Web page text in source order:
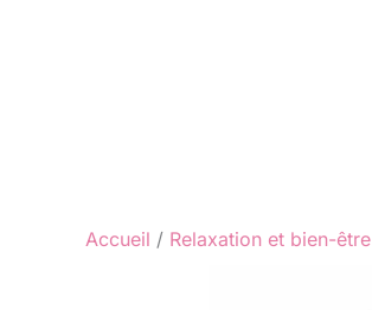
Accueil Relaxation et bien-être